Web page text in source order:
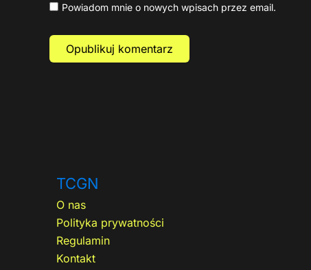
Powiadom mnie o nowych wpisach przez email.
TCGN
O nas
Polityka prywatności
Regulamin
Kontakt